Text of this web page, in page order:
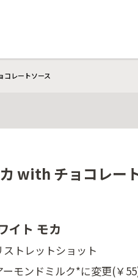
コレートソース
with チョコレー
イト モカ
ストレットショット
ーモンドミルク*に変更(￥